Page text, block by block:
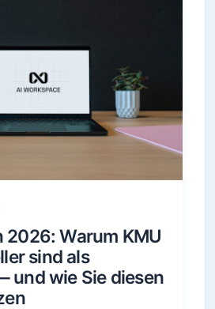
2026: Warum KMU
sind als
und wie Sie diesen